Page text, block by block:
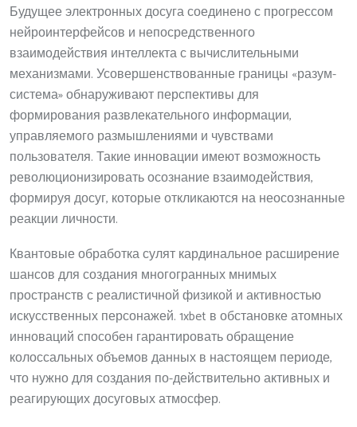
Будущее электронных досуга соединено с прогрессом
нейроинтерфейсов и непосредственного
взаимодействия интеллекта с вычислительными
механизмами. Усовершенствованные границы «разум-
система» обнаруживают перспективы для
формирования развлекательного информации,
управляемого размышлениями и чувствами
пользователя. Такие инновации имеют возможность
революционизировать осознание взаимодействия,
формируя досуг, которые откликаются на неосознанные
реакции личности.
Квантовые обработка сулят кардинальное расширение
шансов для создания многогранных мнимых
пространств с реалистичной физикой и активностью
искусственных персонажей. 1xbet в обстановке атомных
инноваций способен гарантировать обращение
колоссальных объемов данных в настоящем периоде,
что нужно для создания по-действительно активных и
реагирующих досуговых атмосфер.